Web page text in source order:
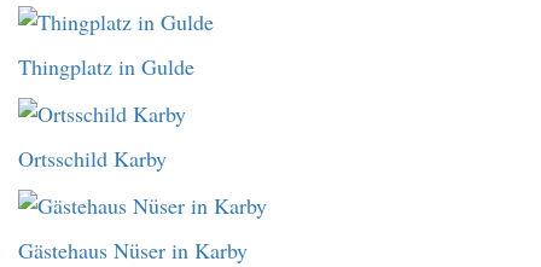
Thingplatz in Gulde
Ortsschild Karby
Gästehaus Nüser in Karby